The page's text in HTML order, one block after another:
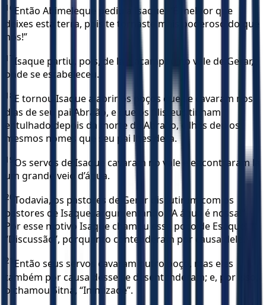
16 Então Abimeleque pediu a Isaque: “É melhor que
deixes esta terra, pois te tornaste mais poderoso do que
nós!”
17 Isaque partiu, pois, de lá e acampou no vale de Gerar,
onde se estabeleceu.
18 E tornou Isaque a abrir os poços que se cavaram nos
dias de seu pai Abraão, e que os filisteus tinham
entulhado depois da morte de Abraão, e lhes deu os
mesmos nomes que seu pai lhes dera.
19 Os servos de Isaque cavaram no vale e encontraram lá
um grande veio d’água.
20 Todavia, os pastores de Gerar discutiram com os
pastores de Isaque, argumentando: “A água é nossa!”
Por esse motivo Isaque chamou esse poço de Eseque,
“Discussão”, porquanto contenderam por causa dele.
21
Então seus servos cavaram outro poço, mas eles
também por causa desse se desentenderam; e, por isso,
o chamou Sitna, “Inimizade”.